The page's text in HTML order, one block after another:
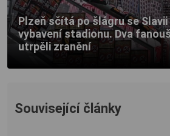
Plzeň sčítá po šlágru se
vybavení stadionu. Dva
utrpěli zranění
Související články